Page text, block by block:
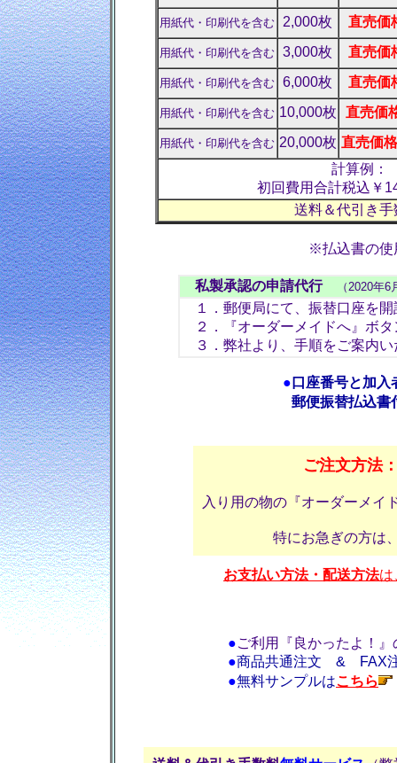
用紙代・印刷代を含む 2,000枚 直売価
用紙代・印刷代を含む 3,000枚 直売価
用紙代・印刷代を含む 6,000枚 直売価
用紙代・印刷代を含む 10,000枚 直売価
用紙代・印刷代を含む 20,000枚 直売価
計算例：
初回費用合計税込￥
送料＆代引き手
※払込書の使
私製承認の申請代行 （2020年
１．郵便局にて、振替口座を開
２．
『オーダーメイドへ』ボタ
３．弊社より、手順をご案内い
● 口座番号と加
郵便振替払込書
ご注文方法
入り用の物の『オーダーメイ
特にお急ぎの方は
お支払い方法・配送方法は
●ご利用『良かったよ！』
●商品共通注文 & FAX
●無料サンプルはこちら